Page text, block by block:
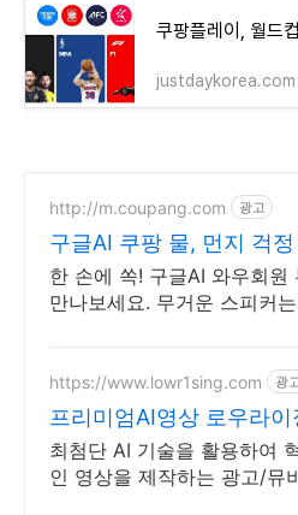
justdaykorea.com
http://m.coupang.com 광고
구글AI 쿠팡 물, 먼지 걱
한 손에 쏙! 구글AI 와우회원
만나보세요. 무거운 스피커
https://www.lowr1sing.com 광
프리미엄AI영상 로우라이
영상 + CG가능한 업체
최첨단 AI 기술을 활용하여
인 영상을 제작하는 광고/뮤